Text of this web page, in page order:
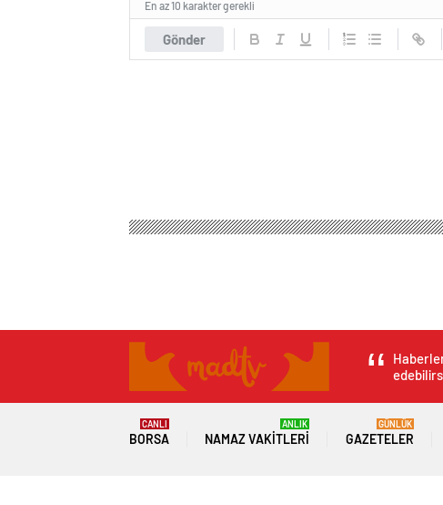
Gönder
En az 10 karakter gerekli
BORSA
CANLI
NAMAZ VAKITLERI
ANLIK
GAZETELER
GÜNLÜK